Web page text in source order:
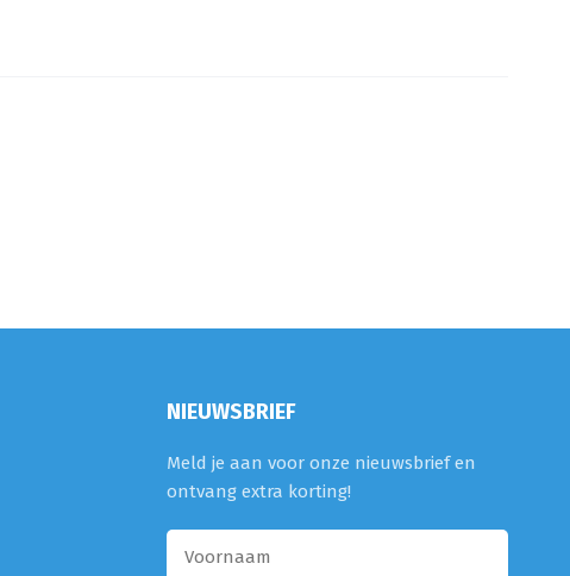
NIEUWSBRIEF
Meld je aan voor onze nieuwsbrief en
ontvang extra korting!